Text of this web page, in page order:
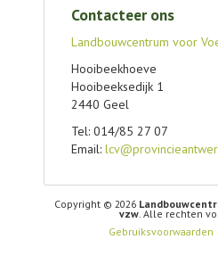
Contacteer ons
Landbouwcentrum voor
Hooibeekhoeve
Hooibeeksedijk 1
2440 Geel
Tel: 014/85 27 07
Email:
Copyright © 2026
vzw. Alle rechten
Gebruiksvoorwaarden